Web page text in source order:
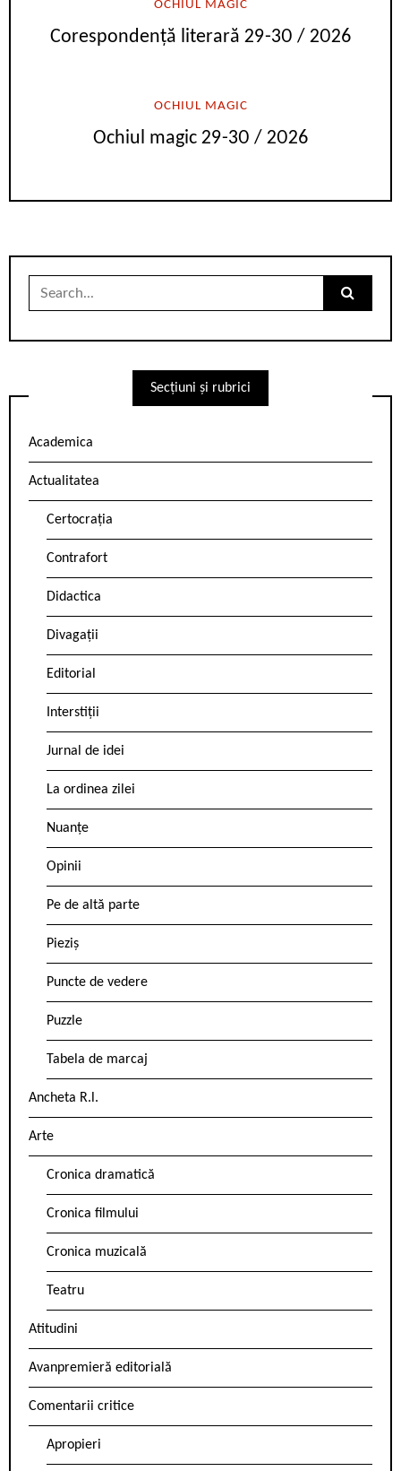
OCHIUL MAGIC
Corespondență literară 29-30 / 2026
OCHIUL MAGIC
Ochiul magic 29-30 / 2026
Search
Secțiuni și rubrici
Academica
Actualitatea
Certocrația
Contrafort
Didactica
Divagații
Editorial
Interstiții
Jurnal de idei
La ordinea zilei
Nuanțe
Opinii
Pe de altă parte
Pieziș
Puncte de vedere
Puzzle
Tabela de marcaj
Ancheta R.l.
Arte
Cronica dramatică
Cronica filmului
Cronica muzicală
Teatru
Atitudini
Avanpremieră editorială
Comentarii critice
Apropieri